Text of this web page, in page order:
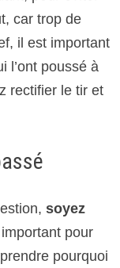
car trop de
il est important
l’ont poussé à
rectifier le tir et
soyez
pour
pourquoi